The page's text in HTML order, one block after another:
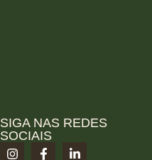
SIGA NAS REDES
SOCIAIS